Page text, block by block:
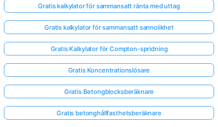
Gratis kalkylator för sammansatt ränta med uttag
Gratis kalkylator för sammansatt sannolikhet
Gratis Kalkylator för Compton-spridning
Gratis Koncentrationslösare
Gratis Betongblocksberäknare
Gratis betonghållfasthetsberäknare